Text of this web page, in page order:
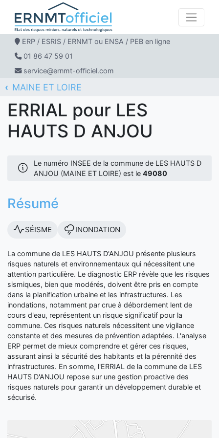
ERP / ESRIS / ERNMT ou ENSA / PEB en ligne
01 86 47 59 01
service@ernmt-officiel.com
ERNMT Officiel
ERRIAL
MAINE ET LOIRE
LES HAUTS D ANJOU
ERRIAL pour LES
HAUTS D ANJOU
Le numéro INSEE de la commune de LES HAUTS D
ANJOU (MAINE ET LOIRE) est le 49080
Résumé
SÉISME INONDATION
La commune de LES HAUTS D'ANJOU présente plusieurs
risques naturels et environnementaux qui nécessitent une
attention particulière. Le diagnostic ERP révèle que les risques
sismiques, bien que modérés, doivent être pris en compte
dans la planification urbaine et les infrastructures. Les
inondations, notamment par crue à débordement lent de
cours d'eau, représentent un risque significatif pour la
commune. Ces risques naturels nécessitent une vigilance
constante et des mesures de prévention adaptées. L'analyse
ERP permet de mieux comprendre et gérer ces risques,
assurant ainsi la sécurité des habitants et la pérennité des
infrastructures. En somme, l'ERRIAL de la commune de LES
HAUTS D'ANJOU repose sur une gestion proactive des
risques naturels pour garantir un développement durable et
sécurisé.